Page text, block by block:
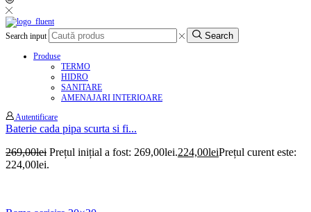
Search input Search
Produse
TERMO
HIDRO
SANITARE
AMENAJARI INTERIOARE
Autentificare
Baterie cada pipa scurta si fi...
269,00lei Prețul inițial a fost: 269,00lei.224,00leiPrețul curent este:
224,00lei.